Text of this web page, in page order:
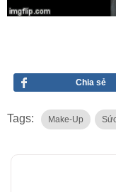
Chia sẻ
Tags: Make-Up